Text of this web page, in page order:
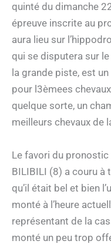
quinté du dimanche
épreuve inscrite au
aura lieu sur
qui se disputera sur
la grande piste, est
pour l3èmees
quelque sorte, un
meilleurs chevaux de
Le favori du pronostic
BILIBILI (8) a couru
qu’il était bel et bien
monté à l’heure
représentant de la
monté un peu trop